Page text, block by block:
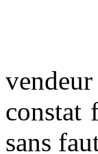
constat
sans